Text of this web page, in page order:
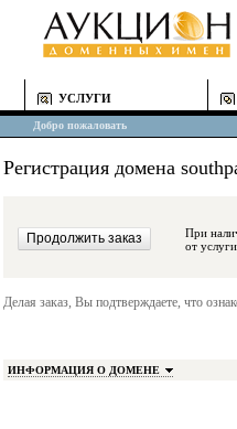
УСЛУГИ
Добро пожаловать
Регистрация домена
При наличии
от
Делая заказ, Вы подтверждаете, что
ИНФОРМАЦИЯ О ДОМЕНЕ